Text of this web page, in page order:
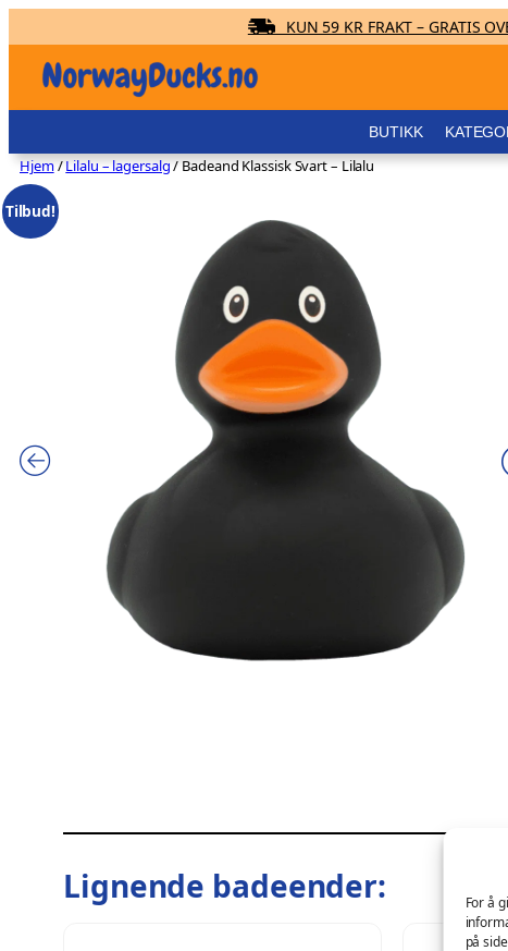
For å
på
innhold
KUN 59 KR FRAKT – GRATIS
BUTIKK
Hjem/Lilalu – lagersalg/ Badeand Klassisk Svart – Lilalu
Tilbud!
Lignende badeender: